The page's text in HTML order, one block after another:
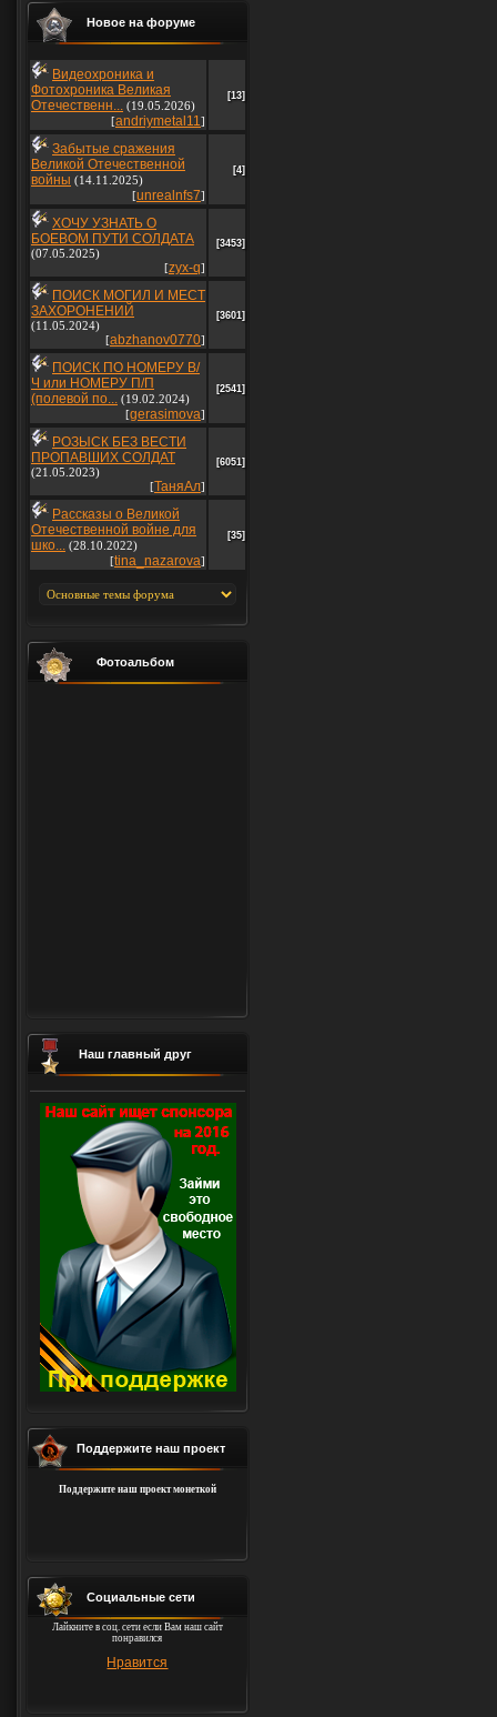
Новое на форуме
Видеохроника и
Фотохроника Великая
Отечественн... (19.05.2026)
[andriymetal11]
[13]
Забытые сражения
Великой Отечественной
войны (14.11.2025)
[unrealnfs7]
[4]
ХОЧУ УЗНАТЬ О
БОЕВОМ ПУТИ СОЛДАТА
(07.05.2025)
[zyx-q]
[3453]
ПОИСК МОГИЛ И МЕСТ
ЗАХОРОНЕНИЙ
(11.05.2024)
[abzhanov0770]
[3601]
ПОИСК ПО НОМЕРУ В/
Ч или НОМЕРУ П/П
(полевой по... (19.02.2024)
[gerasimova]
[2541]
РОЗЫСК БЕЗ ВЕСТИ
ПРОПАВШИХ СОЛДАТ
(21.05.2023)
[ТаняАл]
[6051]
Рассказы о Великой
Отечественной войне для
шко... (28.10.2022)
[tina_nazarova]
[35]
Фотоальбом
Наш главный друг
Поддержите наш проект
Поддержите наш проект монеткой
Социальные сети
Лайкните в соц. сети если Вам наш сайт
понравился
Нравится